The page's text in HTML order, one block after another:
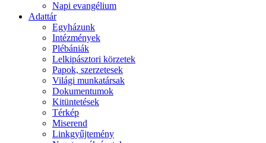
Napi evangélium
Adattár
Egyházunk
Intézmények
Plébániák
Lelkipásztori körzetek
Papok, szerzetesek
Világi munkatársak
Dokumentumok
Kitüntetések
Térkép
Miserend
Linkgyűjtemény